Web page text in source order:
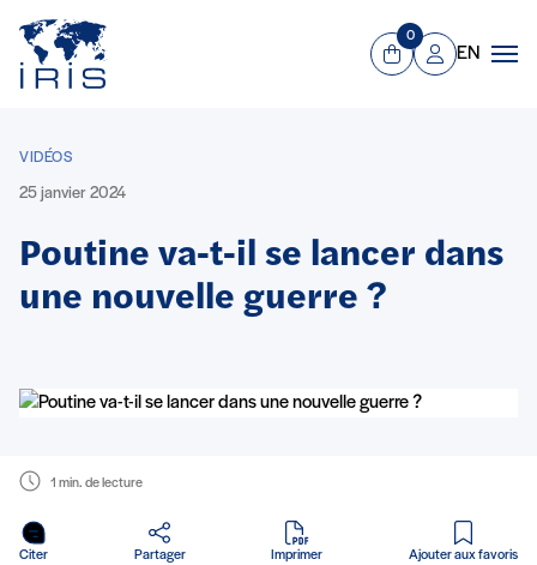
Aller au contenu principal
Panier
0
Mon compte
EN
VIDÉOS
25 janvier 2024
Poutine va-t-il se lancer dans
une nouvelle guerre ?
1 min. de lecture
Citer Partager Imprimer
en PDF
Ajouter aux favoris